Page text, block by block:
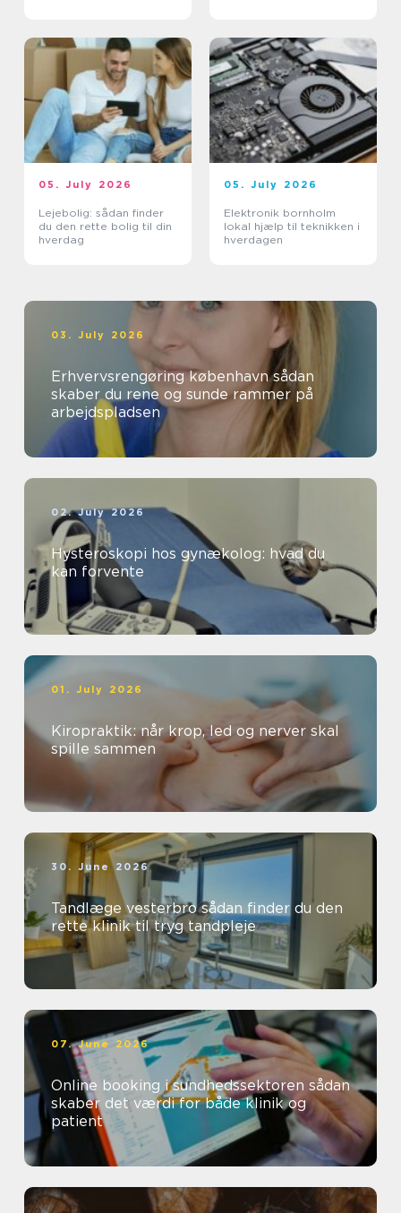
05. July 2026
Lejebolig: sådan finder
du den rette bolig til din
hverdag
05. July 2026
Elektronik bornholm
lokal hjælp til teknikken i
hverdagen
03. July 2026
Erhvervsrengøring københavn sådan
skaber du rene og sunde rammer på
arbejdspladsen
02. July 2026
Hysteroskopi hos gynækolog: hvad du
kan forvente
01. July 2026
Kiropraktik: når krop, led og nerver skal
spille sammen
30. June 2026
Tandlæge vesterbro sådan finder du den
rette klinik til tryg tandpleje
07. June 2026
Online booking i sundhedssektoren sådan
skaber det værdi for både klinik og
patient